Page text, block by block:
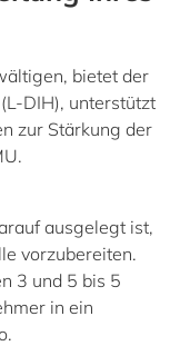
bietet der
DIH), unterstützt
zur Stärkung der
ausgelegt ist,
vorzubereiten.
3 und 5 bis 5
in ein